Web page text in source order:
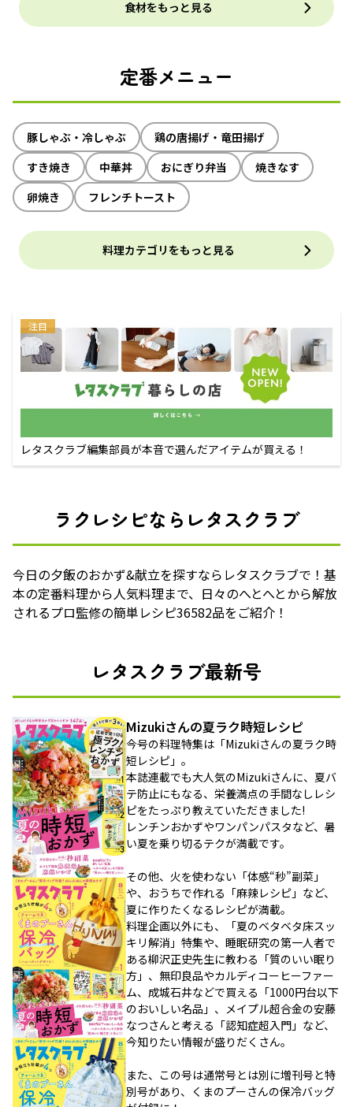
食材をもっと見る
定番メニュー
豚しゃぶ・冷しゃぶ
鶏の唐揚げ・竜田揚げ
すき焼き
中華丼 おにぎり弁当
焼きなす
卵焼き
フレンチトースト
料理カテゴリをもっと見る
注目
レタスクラブ編集部員が本音で選んだアイテムが買える！
ラクレシピならレタスクラブ
今日の夕飯のおかず&献立を探すならレタスクラブで！基
本の定番料理から人気料理まで、日々のへとへとから解放
されるプロ監修の簡単レシピ36582品をご紹介！
レタスクラブ最新号
Mizukiさんの夏ラク時短レシピ
今号の料理特集は「Mizukiさんの夏ラク時
短レシピ」。
本誌連載でも大人気のMizukiさんに、夏バ
テ防止にもなる、栄養満点の手間なしレシ
ピをたっぷり教えていただきました!
レンチンおかずやワンパンパスタなど、暑
い夏を乗り切るテクが満載です。
その他、火を使わない「体感“秒”副菜」
や、おうちで作れる「麻辣レシピ」など、
夏に作りたくなるレシピが満載。
料理企画以外にも、「夏のベタベタ床スッ
キリ解消」特集や、睡眠研究の第一人者で
ある柳沢正史先生に教わる「質のいい眠り
方」、無印良品やカルディコーヒーファー
ム、成城石井などで買える「1000円台以下
のおいしい名品」、メイプル超合金の安藤
なつさんと考える「認知症超入門」など、
今知りたい情報が盛りだくさん。
また、この号は通常号とは別に増刊号と特
別号があり、くまのプーさんの保冷バッグ